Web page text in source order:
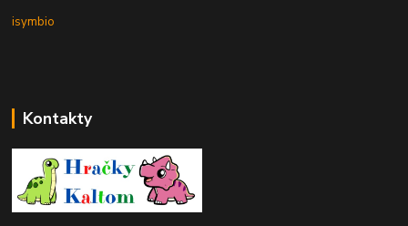
isymbio
Kontakty